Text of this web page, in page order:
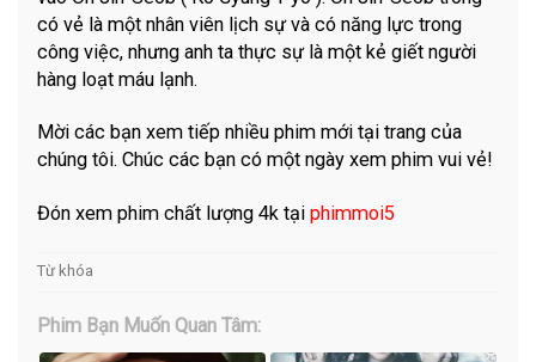
có vẻ là một nhân viên lịch sự và có năng lực trong
công việc, nhưng anh ta thực sự là một kẻ giết người
hàng loạt máu lạnh.
Mời các bạn xem tiếp nhiều phim mới tại trang của
chúng tôi. Chúc các bạn có một ngày xem phim vui vẻ!
Đón xem phim chất lượng 4k tạiphimmoi5
Từ khóa
Phim Bạn Muốn Quan Tâm: